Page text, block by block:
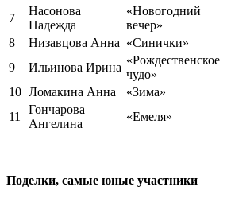
7
Насонова
Надежда
«Новогодний
вечер»
8
Низавцова Анна «Синички»
9
Ильинова Ирина
«Рождественское
чудо»
10 Ломакина Анна «Зима»
11
Гончарова
Ангелина
«Емеля»
Поделки, самые юные участники